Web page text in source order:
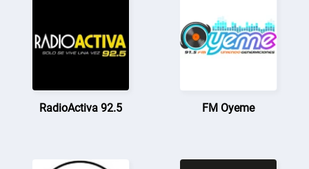
RadioActiva 92.5 FM Oyeme